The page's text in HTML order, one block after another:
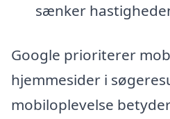
sænker
Google prioriterer
hjemmesider i
mobiloplevelse